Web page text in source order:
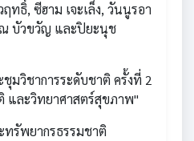
ทธิ์, ซีฮาม เจะเล็ง, วันนูรอา
บัวขวัญ และปิยะนุช
ชุมวิชาการระดับชาติ ครั้งที่ 2
และวิทยาศาสตร์สุขภาพ"
รัพยากรธรรมชาติ